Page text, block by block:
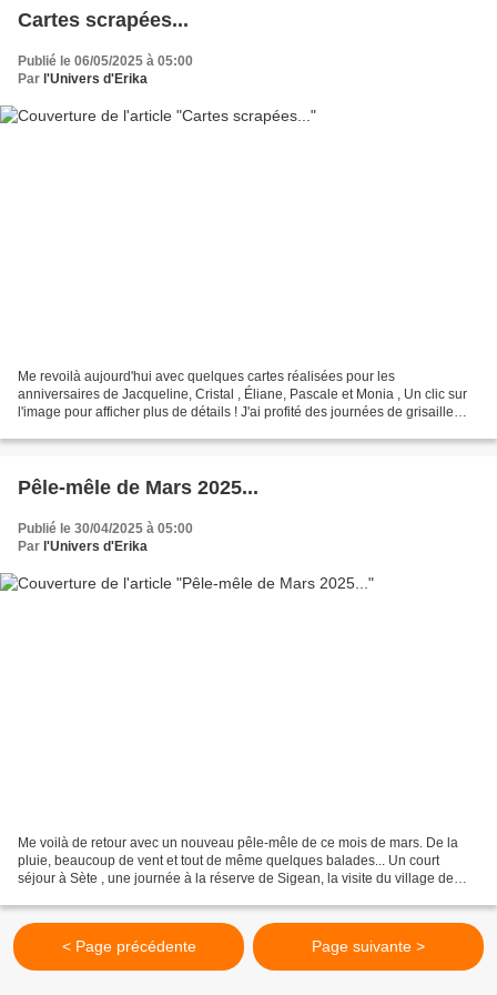
Cartes scrapées...
Publié le 06/05/2025 à 05:00
Par l'Univers d'Erika
Me revoilà aujourd'hui avec quelques cartes réalisées pour les
anniversaires de Jacqueline, Cristal , Éliane, Pascale et Monia , Un clic sur
l'image pour afficher plus de détails ! J'ai profité des journées de grisaille
Pêle-mêle de Mars 2025...
Publié le 30/04/2025 à 05:00
Par l'Univers d'Erika
Me voilà de retour avec un nouveau pêle-mêle de ce mois de mars. De la
pluie, beaucoup de vent et tout de même quelques balades... Un court
séjour à Sète , une journée à la réserve de Sigean, la visite du village de
< Page précédente Page suivante >